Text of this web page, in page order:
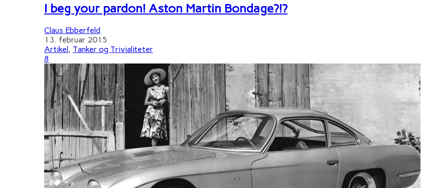
I beg your pardon! Aston Martin Bondage?!?
Claus Ebberfeld
13. februar 2015
Artikel, Tanker og Trivialiteter
8